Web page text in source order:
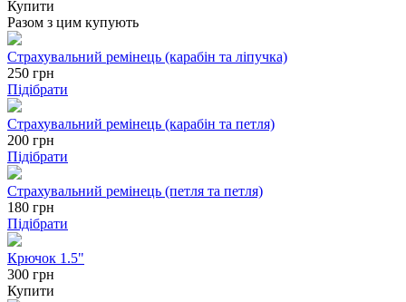
Купити
Разом з цим купують
Страхувальний ремінець (карабін та ліпучка)
250 грн
Підібрати
Страхувальний ремінець (карабін та петля)
200 грн
Підібрати
Страхувальний ремінець (петля та петля)
180 грн
Підібрати
Крючок 1.5"
300 грн
Купити